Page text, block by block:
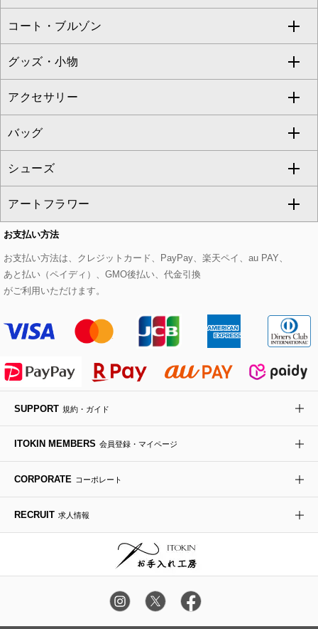
eur3
Maison de CINQ
MK MICHEL KLEIN BAG
HIROKO KOSHINO
カーディガン
アンサンブルセット
ベスト・ジレ
パーカー
タンクトップ・キャミソール
スウェット・ジャージー
その他のトップス
チュニック
ジャンパースカート
その他のワンピース・ドレス
クロップド・半端丈パンツ
ガウチョ・ワイドパンツ
ハーフ・ショート丈パンツ
サロペット・オールインワン
その他のパンツ
ロング・マキシ丈スカート
ひざ丈スカート
ミモレ丈スカート
ショート・ミニ丈スカート
その他のスカート
すべてのジャケット・スーツ
テーラードジャケット
ノーカラージャケット
セットアップ
セットアップジャケット
セットアップパンツ
セットアップスカート
セットアップワンピース
コート・ブルゾン
すべてのコート・ブルゾン
トレンチコート
ピーコート
ダッフルコート
チェスターコート
モッズコート
ステンカラーコート
ライダースジャケット
デニムジャケット
ダウンジャケット・コート
グッズ・小物
すべてのグッズ・小物
マスク
ストール・マフラー・スヌード
ベルト・サスペンダー
帽子
ヘアアクセサリー
ハンカチ・バンダナ
手袋
チャーム・ストラップ
アクセサリー
すべてのアクセサリー
ネックレス
ピアス・イヤリング
ブレスレット・バングル
ブローチ・コサージュ
バッグ
すべてのバッグ
トートバッグ
ショルダーバッグ
ボストンバッグ
バックパック・リュック
ボディバッグ・メッセンジャーバッグ
トラベルバッグ
シューズ
すべてのシューズ
パンプス
スニーカー
フラットシューズ
ローファー
ドレスシューズ
アートフラワー
すべてのアートフラワー
ローズ
カサブランカ・カラー
ラナンキュラス
ポプリアレンジ＆フレグランス
お支払い方法
お支払い方法は、クレジットカード、PayPay、楽天ペイ、au PAY、
あと払い（ペイディ）、GMO後払い、代金引換
がご利用いただけます。
SUPPORT 規約・ガイド
ITOKIN MEMBERS 会員登録・マイページ
CORPORATE コーポレート
RECRUIT 求人情報